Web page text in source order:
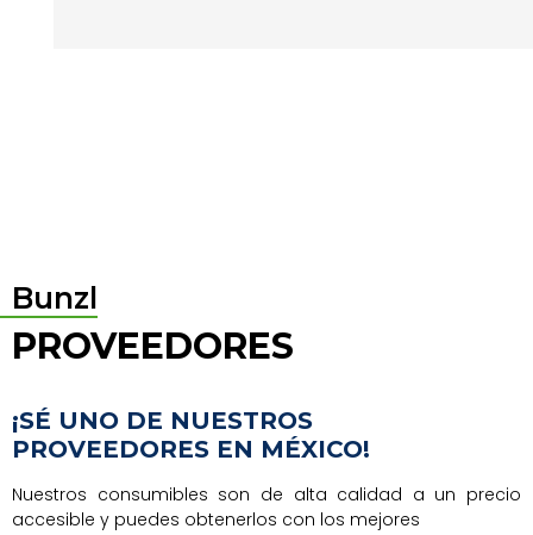
Bunzl
PROVEEDORES
¡SÉ UNO DE NUESTROS
PROVEEDORES EN MÉXICO!
Nuestros consumibles son de alta calidad a un precio
accesible y puedes obtenerlos con los mejores